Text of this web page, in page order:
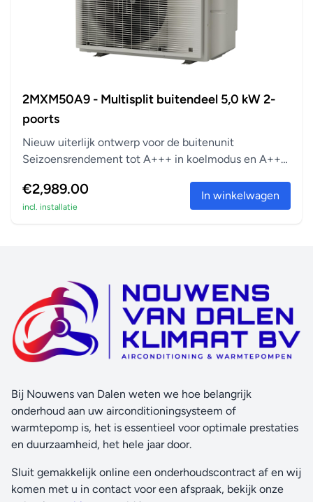
2MXM50A9 - Multisplit buitendeel 5,0 kW 2-
poorts
Nieuw uiterlijk ontwerp voor de buitenunit
Seizoensrendement tot A+++ in koelmodus en A++
€2,989.00
incl. installatie
In winkelwagen
Bij Nouwens van Dalen weten we hoe belangrijk
onderhoud aan uw airconditioningsysteem of
warmtepomp is, het is essentieel voor optimale prestaties
en duurzaamheid, het hele jaar door.
Sluit gemakkelijk online een onderhoudscontract af en wij
komen met u in contact voor een afspraak, bekijk onze